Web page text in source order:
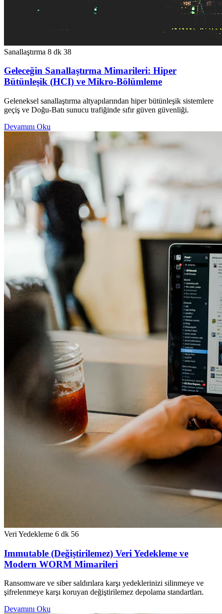
Sanallaştırma 8 dk 38
Geleceğin Sanallaştırma Mimarileri: Hiper
Bütünleşik (HCI) ve Mikro-Bölümleme
Geleneksel sanallaştırma altyapılarından hiper bütünleşik sistemlere
geçiş ve Doğu-Batı sunucu trafiğinde sıfır güven güvenliği.
Devamını Oku
Veri Yedekleme 6 dk 56
Immutable (Değiştirilemez) Veri Yedekleme ve
Modern WORM Mimarileri
Ransomware ve siber saldırılara karşı yedeklerinizi silinmeye ve
şifrelenmeye karşı koruyan değiştirilemez depolama standartları.
Devamını Oku